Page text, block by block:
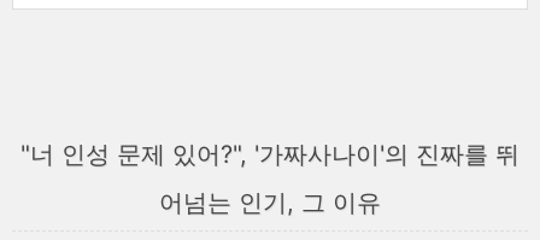
"너 인성 문제 있어?", '가짜사나이'의 진짜를 뛰
어넘는 인기, 그 이유